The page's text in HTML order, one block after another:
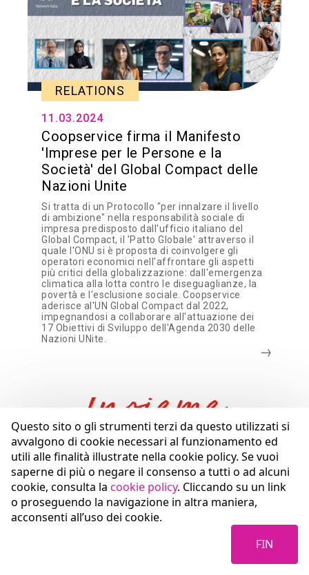
Questo sito o gli strumenti terzi da questo utilizzati si
avvalgono di cookie necessari al funzionamento ed
utili alle finalità illustrate nella cookie policy. Se vuoi
saperne di più o negare il consenso a tutti o ad alcuni
cookie, consulta la cookie policy. Cliccando su un link
o proseguendo la navigazione in altra maniera,
acconsenti all’uso dei cookie.
FIN
RELATIONS
11.03.2024
Coopservice firma il Manifesto
'Imprese per le Persone e la
Società' del Global Compact delle
Nazioni Unite
Si tratta di un Protocollo "per innalzare il livello
di ambizione" nella responsabilità sociale di
impresa predisposto dall'ufficio italiano del
Global Compact, il 'Patto Globale' attraverso il
quale l'ONU si è proposta di coinvolgere gli
operatori economici nell'affrontare gli aspetti
più critici della globalizzazione: dall'emergenza
climatica alla lotta contro le diseguaglianze, la
povertà e l'esclusione sociale. Coopservice
aderisce al'UN Global Compact dal 2022,
impegnandosi a collaborare all'attuazione dei
17 Obiettivi di Sviluppo dell'Agenda 2030 delle
Nazioni UNite.